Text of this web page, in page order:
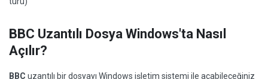
BBC Uzantılı Dosya Windows'ta Nasıl
Açılır?
BBC uzantılı bir dosyayı Windows işletim sistemi ile açabileceğiniz